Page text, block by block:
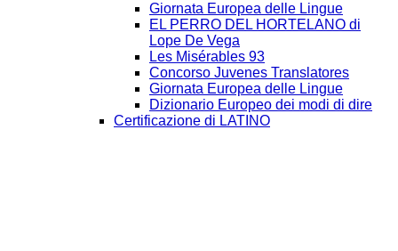
Giornata Europea delle Lingue
EL PERRO DEL HORTELANO di
Lope De Vega
Les Misérables 93
Concorso Juvenes Translatores
Giornata Europea delle Lingue
Dizionario Europeo dei modi di dire
Certificazione di LATINO